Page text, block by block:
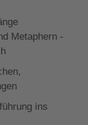
Metaphern -
ins